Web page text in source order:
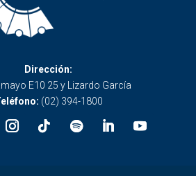
Dirección:
E10 25 y Lizardo García
(02) 394-1800